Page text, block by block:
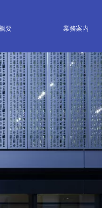
要 業務案内